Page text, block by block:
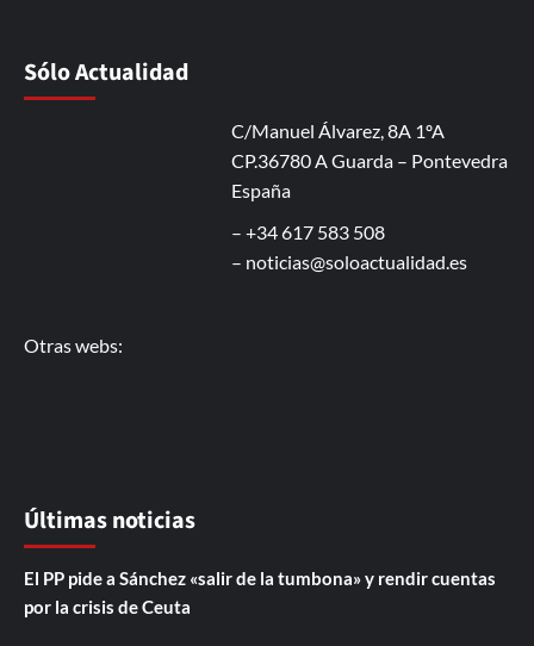
Sólo Actualidad
C/Manuel Álvarez, 8A 1ºA
CP.36780 A Guarda – Pontevedra
España
– +34 617 583 508
– noticias@soloactualidad.es
Otras webs:
Últimas noticias
El PP pide a Sánchez «salir de la tumbona» y rendir cuentas
por la crisis de Ceuta